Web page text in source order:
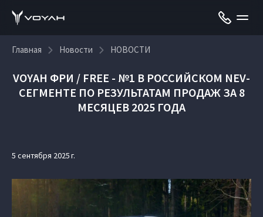
Главная Новости НОВОСТИ
VOYAH ФРИ / FREE - №1 В РОССИЙСКОМ NEV-
СЕГМЕНТЕ ПО РЕЗУЛЬТАТАМ ПРОДАЖ ЗА 8
МЕСЯЦЕВ 2025 ГОДА
5 сентября 2025 г.